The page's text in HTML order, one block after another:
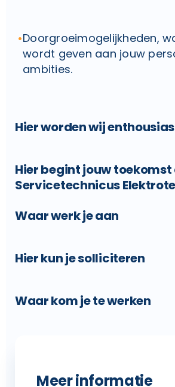
Doorgroeimogelijkheden,
wordt geven aan jouw
ambities.
Hier worden wij
Hier begint jouw toekomst
Servicetechnicus
Waar werk je aan
Hier kun je solliciteren
Waar kom je te werken
Meer informatie